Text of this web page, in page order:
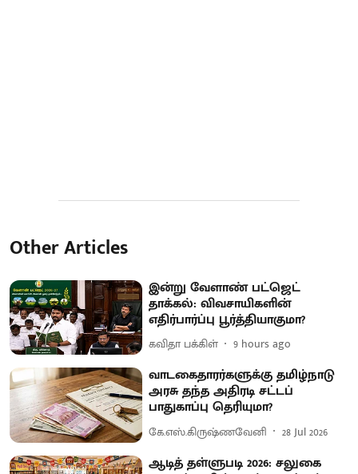
Other Articles
இன்று வேளாண் பட்ஜெட்
தாக்கல்: விவசாயிகளின்
எதிர்பார்ப்பு பூர்த்தியாகுமா?
கவிதா பக்கிள் 9 hours ago
வாடகைதாரர்களுக்கு தமிழ்நாடு
அரசு தந்த அதிரடி சட்டப்
பாதுகாப்பு தெரியுமா?
கே.எஸ்.கிருஷ்ணவேனி 28 Jul 2026
ஆடித் தள்ளுபடி 2026: சலுகை